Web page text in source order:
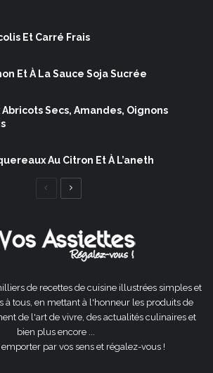
Et Carré Frais
Et À La Sauce Soja Sucrée
Abricots Secs, Amandes, Oignons
Au Citron Et À L’aneth
Page
de recettes de cuisine illustrées simples et
à tous, en mettant à l'honneur les produits de
de l'art de vivre, des actualités culinaires et
bien plus encore ...
par vos sens et régalez-vous !